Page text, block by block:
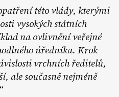
této vlády, kterými
vysokých státních
na ovlivnění veřejné
úředníka. Krok
vrchních ředitelů,
ale současně nejméně